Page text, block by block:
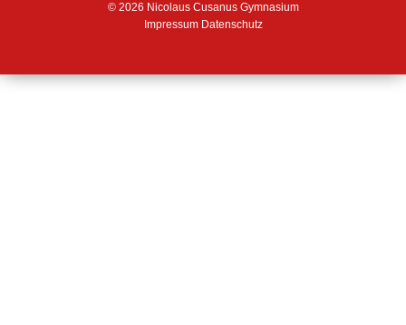
© 2026 Nicolaus Cusanus Gymnasium
Impressum Datenschutz